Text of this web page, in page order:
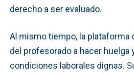
derecho a ser evaluado.
Al mismo tiempo, la plataforma
del profesorado a hacer huelga
condiciones laborales dignas.